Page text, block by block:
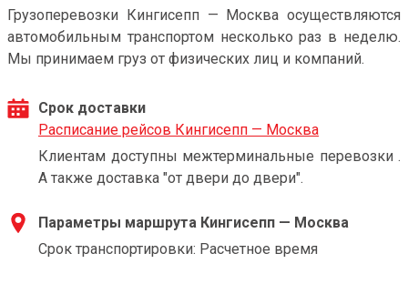
Грузоперевозки Кингисепп — Москва осуществляются
автомобильным транспортом несколько раз в неделю.
Мы принимаем груз от физических лиц и компаний.
Срок доставки
Расписание рейсов Кингисепп — Москва
Клиентам доступны межтерминальные перевозки .
А также доставка "от двери до двери".
Параметры маршрута Кингисепп — Москва
Срок транспортировки: Расчетное время